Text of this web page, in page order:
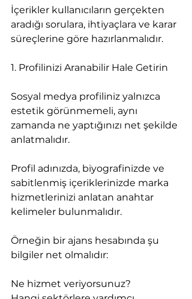
İçerikler kullanıcıların gerçekten
aradığı sorulara, ihtiyaçlara ve karar
süreçlerine göre hazırlanmalıdır.
1. Profilinizi Aranabilir Hale Getirin
Sosyal medya profiliniz yalnızca
estetik görünmemeli, aynı
zamanda ne yaptığınızı net şekilde
anlatmalıdır.
Profil adınızda, biyografinizde ve
sabitlenmiş içeriklerinizde marka
hizmetlerinizi anlatan anahtar
kelimeler bulunmalıdır.
Örneğin bir ajans hesabında şu
bilgiler net olmalıdır:
Ne hizmet veriyorsunuz?